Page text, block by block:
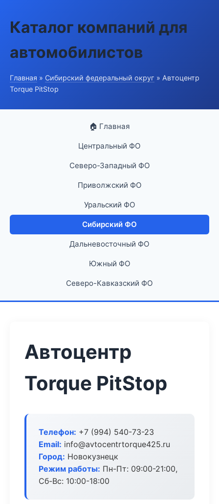
Каталог компаний для
автомобилистов
Главная » Сибирский федеральный округ » Автоцентр
Torque PitStop
🏠 Главная
Центральный ФО
Северо-Западный ФО
Приволжский ФО
Уральский ФО
Сибирский ФО
Дальневосточный ФО
Южный ФО
Северо-Кавказский ФО
Автоцентр
Torque PitStop
Телефон: +7 (994) 540-73-23
Email: info@avtocentrtorque425.ru
Город: Новокузнецк
Режим работы: Пн-Пт: 09:00-21:00,
Сб-Вс: 10:00-18:00